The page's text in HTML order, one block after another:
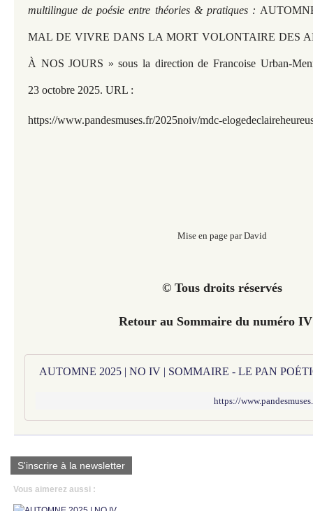
multilingue de poésie entre théories & pratiques :
MAL DE VIVRE DANS LA MORT VOLONTAIRE DES
À NOS JOURS » sous la direction de Francoise Urban-
23 octobre 2025. URL :
https://www.pandesmuses.fr/2025noiv/mdc-
Mise en page par David
© Tous droits réservés
Retour au Sommaire du numéro
AUTOMNE 2025 | NO IV | SOMMAIRE - LE PAN
https://
S'inscrire à la newsletter
Vous aimerez aussi :